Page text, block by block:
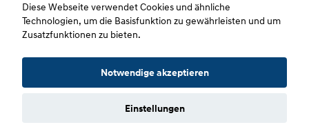
Zustimmen
Copyright © 2026. Autohaus Scherhag
Diese Webseite verwendet Cookies und ähnliche
Technologien, um die Basisfunktion zu gewährleisten und um
Zusatzfunktionen zu bieten.
Notwendige akzeptieren
Einstellungen